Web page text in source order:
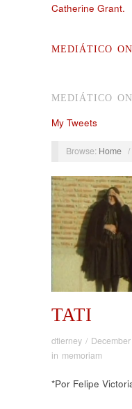
Catherine Grant.
MEDIÁTICO
MEDIÁTICO
My Tweets
Browse: Home /
TATI
dtierney /
in memoriam
*Por Felipe